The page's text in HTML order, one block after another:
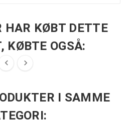
HAR KØBT DETTE
KØBTE OGSÅ:
 
I SAMME